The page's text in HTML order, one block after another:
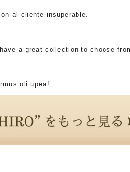
al cliente insuperable.
a great collection to choose
oli upea!